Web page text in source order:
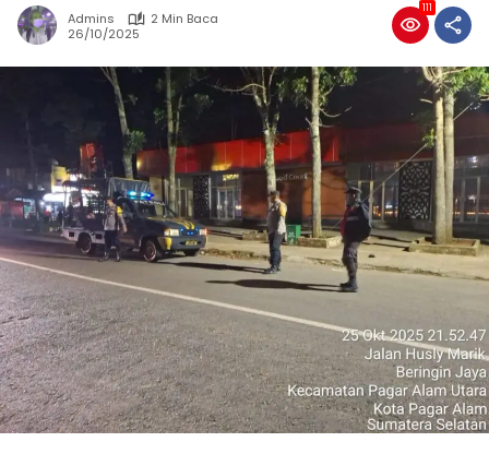
Admins
2 Min Baca
26/10/2025
111